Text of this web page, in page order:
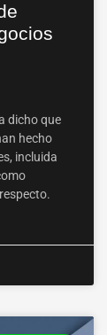
dicho que
hecho
incluida